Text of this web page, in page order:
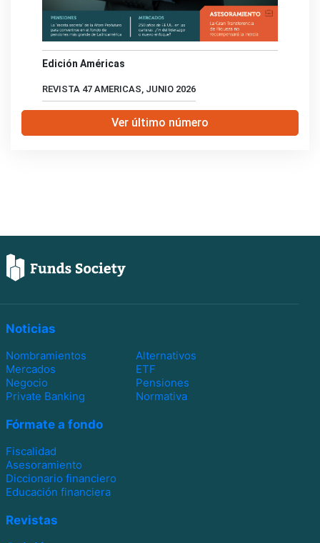
Edición Américas
REVISTA 47 AMERICAS, JUNIO 2026
Ver último número
Noticias
Nombramientos
Alternativos
Mercados
ETF
Negocio
Pensiones
Private Banking
Normativa
Fórmate a fondo
Fiscalidad
Asesoramiento
Diccionario financiero
Educación financiera
Revistas